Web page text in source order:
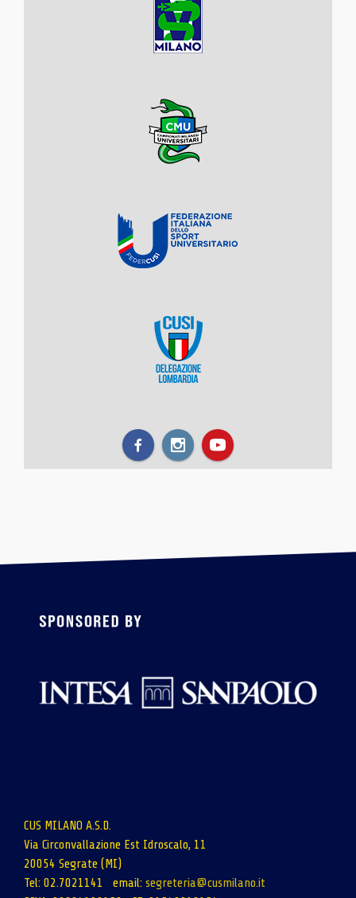
CUS MILANO A.S.D.
Via Circonvallazione Est Idroscalo, 11
20054 Segrate (MI)
Tel: 02.7021141 email: segreteria@cusmilano.it